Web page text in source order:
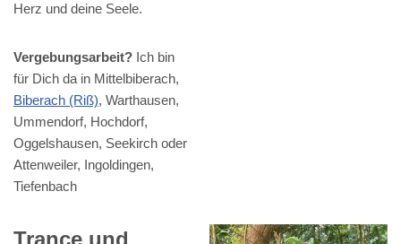
Herz und deine Seele.
Vergebungsarbeit? Ich bin
für Dich da in Mittelbiberach,
Biberach (Riß), Warthausen,
Ummendorf, Hochdorf,
Oggelshausen, Seekirch oder
Attenweiler, Ingoldingen,
Tiefenbach